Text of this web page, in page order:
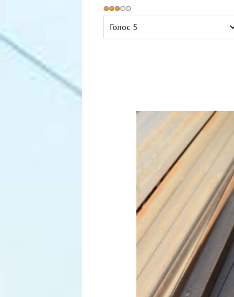
Рейтинг
користувача:
Будь
ласка,